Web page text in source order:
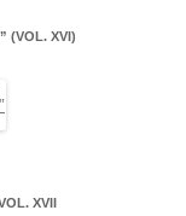
(VOL. XVI)
XVII